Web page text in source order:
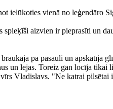
ielūkoties vienā no leģendāro
aizvien ir pieprasīti un
pa pasauli un apskatīja
un lejas. Toreiz gan locīja
Vladislavs. "Ne katrai